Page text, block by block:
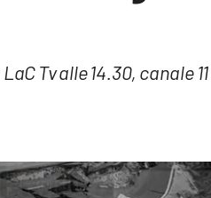
Tv alle 14.30, canale